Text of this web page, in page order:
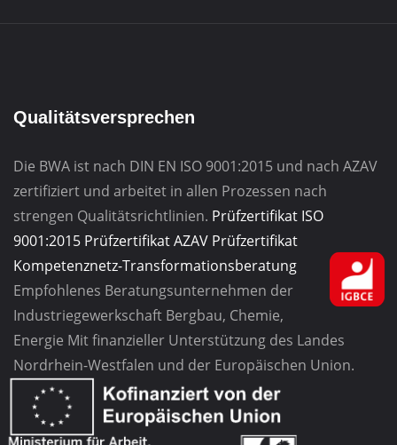
Qualitätsversprechen
Die BWA ist nach DIN EN ISO 9001:2015 und nach AZAV
zertifiziert und arbeitet in allen Prozessen nach
strengen Qualitätsrichtlinien. Prüfzertifikat ISO
9001:2015 Prüfzertifikat AZAV Prüfzertifikat
Kompetenznetz-Transformationsberatung
Empfohlenes Beratungsunternehmen der
Industriegewerkschaft Bergbau, Chemie,
Energie Mit finanzieller Unterstützung des Landes
Nordrhein-Westfalen und der Europäischen Union.